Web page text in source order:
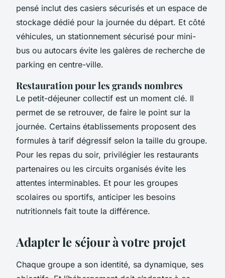
pensé inclut des casiers sécurisés et un espace de
stockage dédié pour la journée du départ. Et côté
véhicules, un stationnement sécurisé pour mini-
bus ou autocars évite les galères de recherche de
parking en centre-ville.
Restauration pour les grands nombres
Le petit-déjeuner collectif est un moment clé. Il
permet de se retrouver, de faire le point sur la
journée. Certains établissements proposent des
formules à tarif dégressif selon la taille du groupe.
Pour les repas du soir, privilégier les restaurants
partenaires ou les circuits organisés évite les
attentes interminables. Et pour les groupes
scolaires ou sportifs, anticiper les besoins
nutritionnels fait toute la différence.
Adapter le séjour à votre projet
Chaque groupe a son identité, sa dynamique, ses